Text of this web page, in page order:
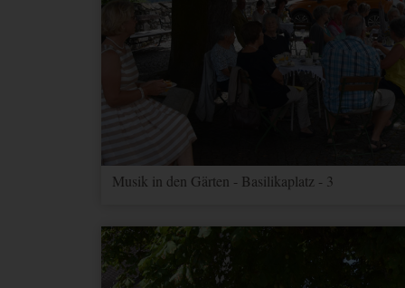
Musik in den Gärten - Basilikaplatz - 3